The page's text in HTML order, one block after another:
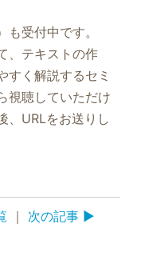
も受付中です。
、テキストの作
すく解説するセミ
視聴していただけ
、URLをお送りし
｜ 次の記事 ▶